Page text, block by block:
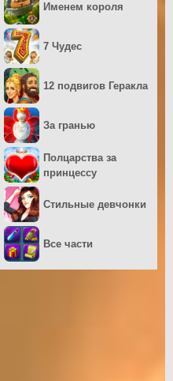
Именем короля
7 Чудес
12 подвигов Геракла
За гранью
Полцарства за
принцессу
Стильные девчонки
Все части